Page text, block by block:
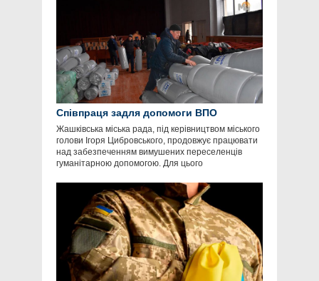
Співпраця задля допомоги ВПО
Жашківська міська рада, під керівництвом міського
голови Ігоря Цибровського, продовжує працювати
над забезпеченням вимушених переселенців
гуманітарною допомогою. Для цього